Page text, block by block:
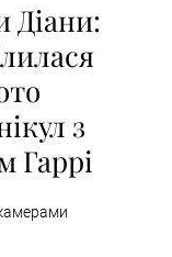
Діани:
з
Гаррі